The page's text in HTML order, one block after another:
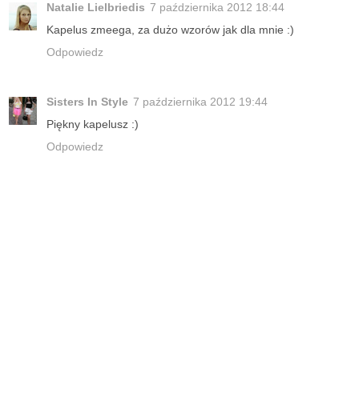
Natalie Lielbriedis 7 października 2012 18:44
Kapelus zmeega, za dużo wzorów jak dla mnie :)
Odpowiedz
Sisters In Style 7 października 2012 19:44
Piękny kapelusz :)
Odpowiedz